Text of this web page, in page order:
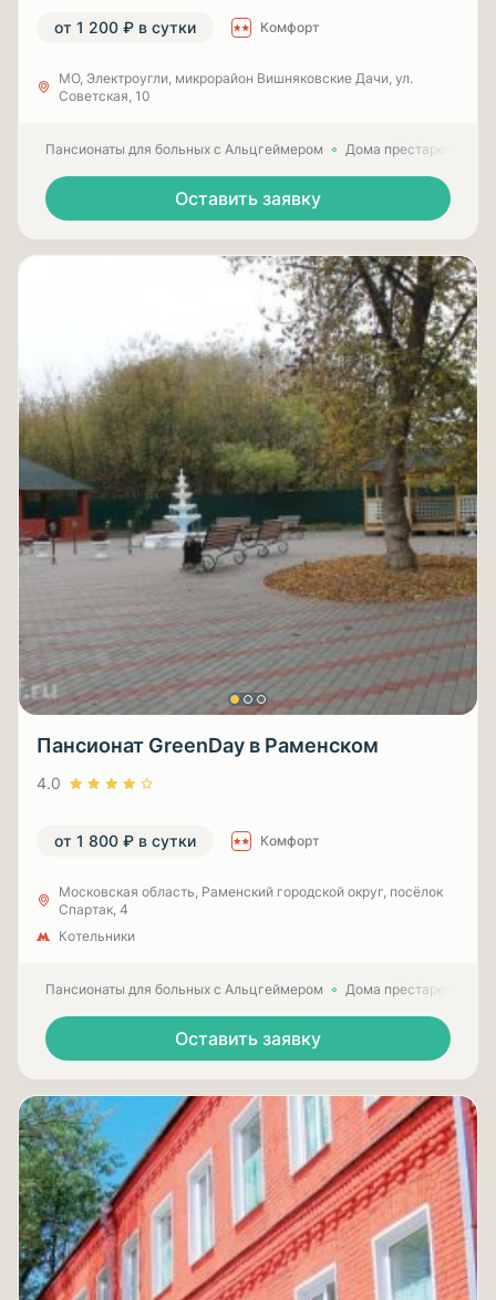
от 1 200 ₽ в сутки Комфорт
МО, Электроугли, микрорайон Вишняковские Дачи, ул.
Советская, 10
Пансионаты для больных с Альцгеймером Дома престарелых
Оставить заявку
Пансионат GreenDay в Раменском
4.0
от 1 800 ₽ в сутки Комфорт
Московская область, Раменский городской округ, посёлок
Спартак, 4
Котельники
Пансионаты для больных с Альцгеймером Дома престарелых
Оставить заявку